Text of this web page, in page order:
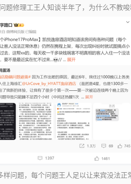
修理工王人知谈半年了，为什么不教
题，每个问题王人足以让来宾没法正